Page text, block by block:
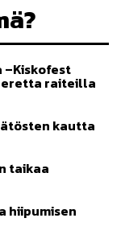
–Kiskofest
raiteilla
kautta
taikaa
hiipumisen